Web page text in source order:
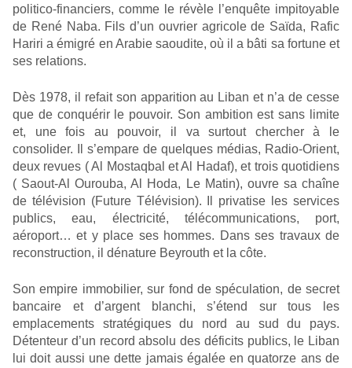
politico-financiers, comme le révèle l’enquête impitoyable
de René Naba. Fils d’un ouvrier agricole de Saïda, Rafic
Hariri a émigré en Arabie saoudite, où il a bâti sa fortune et
ses relations.
Dès 1978, il refait son apparition au Liban et n’a de cesse
que de conquérir le pouvoir. Son ambition est sans limite
et, une fois au pouvoir, il va surtout chercher à le
consolider. Il s’empare de quelques médias, Radio-Orient,
deux revues ( Al Mostaqbal et Al Hadaf), et trois quotidiens
( Saout-Al Ourouba, Al Hoda, Le Matin), ouvre sa chaîne
de télévision (Future Télévision). Il privatise les services
publics, eau, électricité, télécommunications, port,
aéroport… et y place ses hommes. Dans ses travaux de
reconstruction, il dénature Beyrouth et la côte.
Son empire immobilier, sur fond de spéculation, de secret
bancaire et d’argent blanchi, s’étend sur tous les
emplacements stratégiques du nord au sud du pays.
Détenteur d’un record absolu des déficits publics, le Liban
lui doit aussi une dette jamais égalée en quatorze ans de